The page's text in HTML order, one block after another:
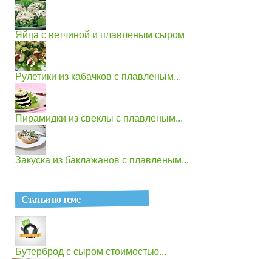
Яйца с ветчиной и плавленым сыром
Рулетики из кабачков с плавленым...
Пирамидки из свеклы с плавленым...
Закуска из баклажанов с плавленым...
Статьи по теме
Бутерброд с сыром стоимостью...